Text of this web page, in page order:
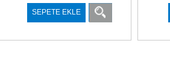
SEPETE EKLE